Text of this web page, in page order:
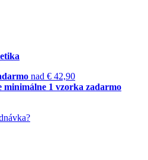
nad € 42,90
minimálne 1 vzorka zadarmo